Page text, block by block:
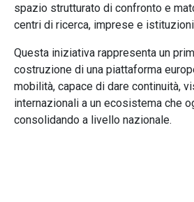
spazio strutturato di confronto e
centri di ricerca, imprese e
Questa iniziativa rappresenta un
costruzione di una piattaforma
mobilità, capace di dare continuità,
internazionali a un ecosistema che
consolidando a livello nazionale.